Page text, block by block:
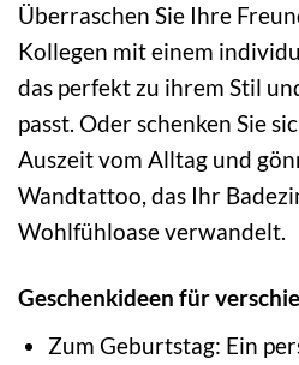
Überraschen Sie Ihre
Kollegen mit einem
das perfekt zu ihrem Stil
passt. Oder schenken Sie
Auszeit vom Alltag und
Wandtattoo, das Ihr
Wohlfühloase verwandelt.
Geschenkideen für
Zum Geburtstag: Ein